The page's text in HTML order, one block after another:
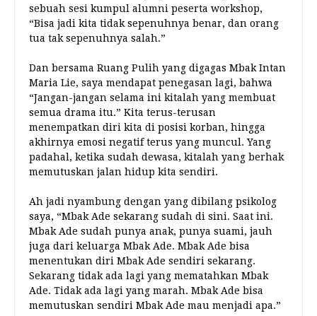
sebuah sesi kumpul alumni peserta workshop,
“Bisa jadi kita tidak sepenuhnya benar, dan orang
tua tak sepenuhnya salah.”
Dan bersama Ruang Pulih yang digagas Mbak Intan
Maria Lie, saya mendapat penegasan lagi, bahwa
“Jangan-jangan selama ini kitalah yang membuat
semua drama itu.” Kita terus-terusan
menempatkan diri kita di posisi korban, hingga
akhirnya emosi negatif terus yang muncul. Yang
padahal, ketika sudah dewasa, kitalah yang berhak
memutuskan jalan hidup kita sendiri.
Ah jadi nyambung dengan yang dibilang psikolog
saya, “Mbak Ade sekarang sudah di sini. Saat ini.
Mbak Ade sudah punya anak, punya suami, jauh
juga dari keluarga Mbak Ade. Mbak Ade bisa
menentukan diri Mbak Ade sendiri sekarang.
Sekarang tidak ada lagi yang mematahkan Mbak
Ade. Tidak ada lagi yang marah. Mbak Ade bisa
memutuskan sendiri Mbak Ade mau menjadi apa.”